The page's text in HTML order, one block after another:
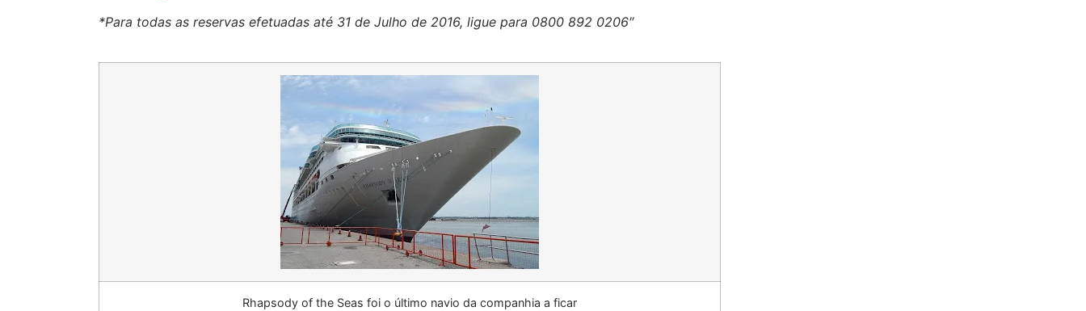
*Para todas as reservas efetuadas até 31 de Julho de 2016, ligue para 0800 892 0206″
Rhapsody of the Seas foi o último navio da companhia a ficar